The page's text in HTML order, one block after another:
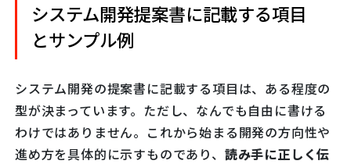
システム開発提案書に記載する項目
とサンプル例
システム開発の提案書に記載する項目は、ある程度の
型が決まっています。ただし、なんでも自由に書ける
わけではありません。これから始まる開発の方向性や
進め方を具体的に示すものであり、 読み手に正しく伝